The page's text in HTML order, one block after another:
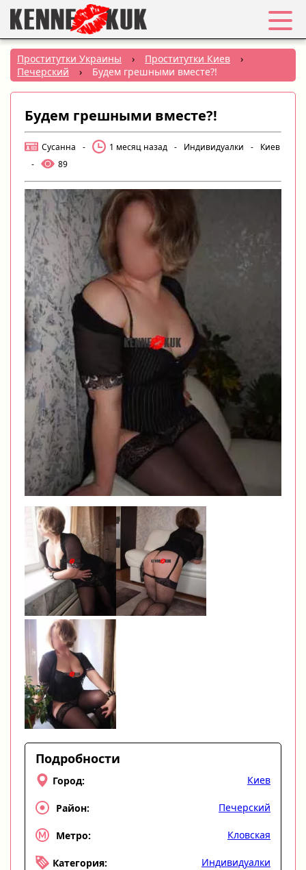
Избранное
Вход
Регистрация
Города:
РУС|
УКР
Создать объявление
Проститутки Украины › Проститутки Киев
›
Печерский
› Будем грешными вместе?!
Будем грешными вместе?!
Сусанна - 1 месяц назад - Индивидуалки -
Киев
-
89
Подробности
Город: Киев
Район: Печерский
Метро: Кловская
Категория: Индивидуалки